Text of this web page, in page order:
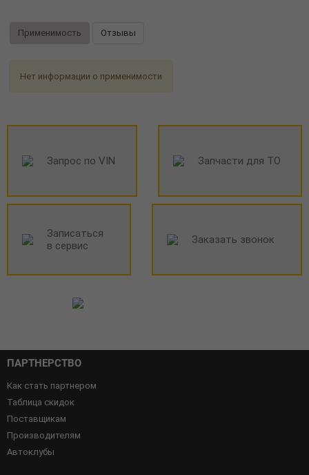
Применимость Отзывы
Нет информации о применимости
Запрос по VIN Запчасти для ТО
Записаться
в сервис
Заказать звонок
ПАРТНЕРСТВО
Как стать партнером
Таблица скидок
Поставщикам
Производителям
Автоклубы